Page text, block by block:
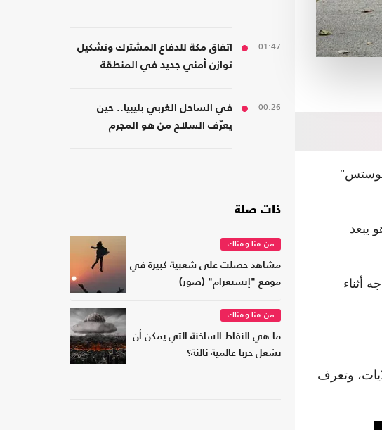
يبعد
أثناء
وتعرف
01:47
اتفاق مكة للدفاع المشترك وتشكيل
توازن أمني جديد في المنطقة
00:26
في الساحل الغربي بليبيا.. حين
يعرّف السلاح من هو المجرم
ذات صلة
من هنا وهناك
مشاهد حصلت على شعبية كبيرة في
موقع "إنستغرام" (صور)
من هنا وهناك
ما هي النقاط الساخنة التي يمكن أن
تشعل حربا عالمية ثالثة؟